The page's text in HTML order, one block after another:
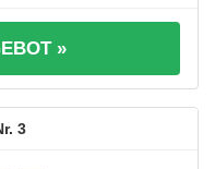
»
3